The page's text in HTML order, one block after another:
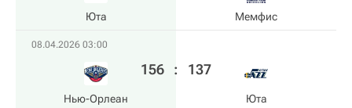
Юта Мемфис
08.04.2026 03:00
Нью-Орлеан
156 : 137
Юта